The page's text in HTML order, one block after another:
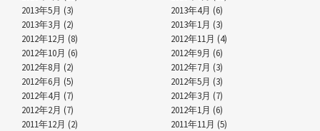
2013年5月 (3)
2013年4月 (6)
2013年3月 (2)
2013年1月 (3)
2012年12月 (8)
2012年11月 (4)
2012年10月 (6)
2012年9月 (6)
2012年8月 (2)
2012年7月 (3)
2012年6月 (5)
2012年5月 (3)
2012年4月 (7)
2012年3月 (7)
2012年2月 (7)
2012年1月 (6)
2011年12月 (2)
2011年11月 (5)